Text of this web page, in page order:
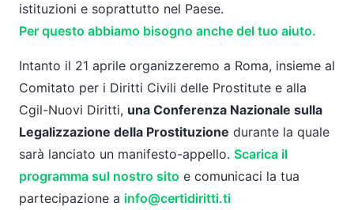
istituzioni e soprattutto nel Paese.
Per questo abbiamo bisogno anche del tuo aiuto.
Intanto il 21 aprile organizzeremo a Roma, insieme al
Comitato per i Diritti Civili delle Prostitute e alla
Cgil-Nuovi Diritti, una Conferenza Nazionale sulla
Legalizzazione della Prostituzione durante la quale
sarà lanciato un manifesto-appello. Scarica il
programma sul nostro sito e comunicaci la tua
partecipazione a info@certidiritti.ti